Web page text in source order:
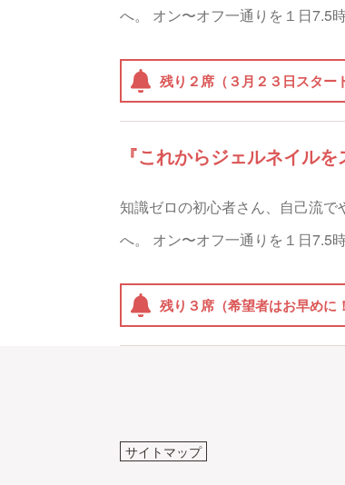
へ。 オン〜オフ一通りを１日7.5
残り２席（３月２３日スター
『これからジェルネイルを
知識ゼロの初心者さん、自己流
へ。 オン〜オフ一通りを１日7.5
残り３席（希望者はお早めに
サイトマップ